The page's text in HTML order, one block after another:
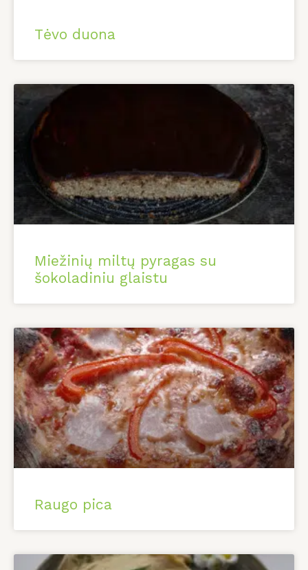
Tėvo duona
Miežinių miltų pyragas su
šokoladiniu glaistu
Raugo pica